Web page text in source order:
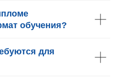
обучения?
для